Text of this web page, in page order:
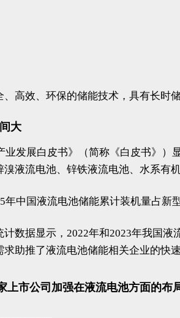
高效、环保的储能技术，具有长时
大
业发展白皮书》（简称《白皮书》
液流电池、锌铁液流电池、水系有
年中国液流电池储能累计装机量占新
数据显示，2022年和2023年我国
助推了液流电池储能相关企业的快速
上市公司加强在液流电池方面的布局